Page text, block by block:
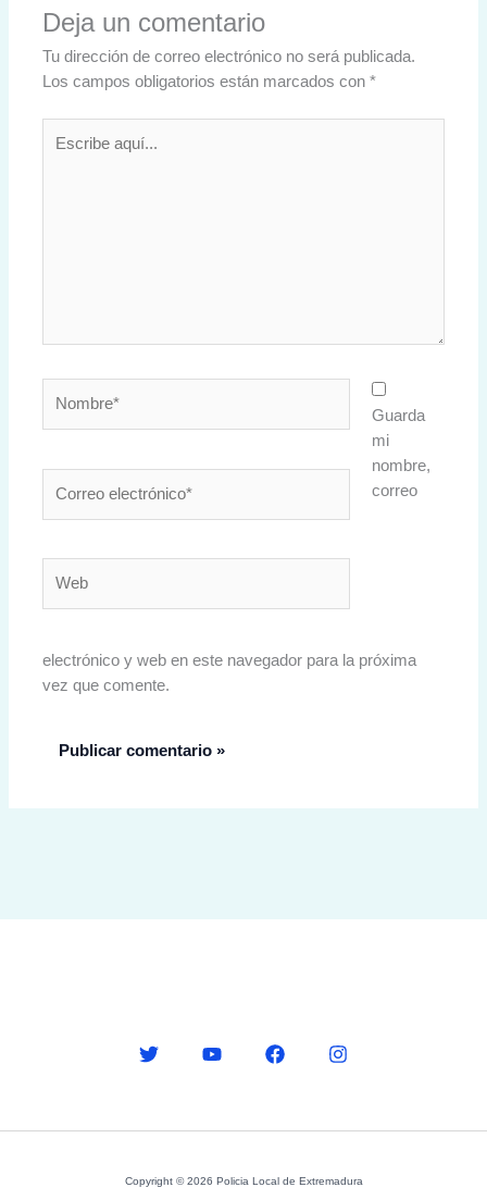
Deja un comentario
Tu dirección de correo electrónico no será publicada.
Los campos obligatorios están marcados con*
aquí...
electrónico*
Guarda
mi
nombre,
correo
electrónico y web en este navegador para la próxima
vez que comente.
Copyright © 2026 Policia Local de Extremadura